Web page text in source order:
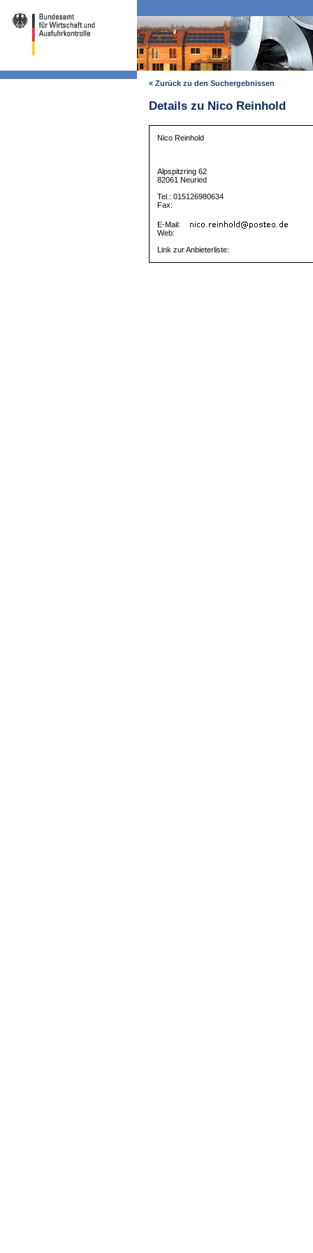
« Zurück zu den Suchergebnissen
Details zu Nico Reinhold
Nico Reinhold
Alpspitzring 62
82061 Neuried
Tel.: 015126980634
Fax:
E-Mail:
Web:
Link zur Anbieterliste: